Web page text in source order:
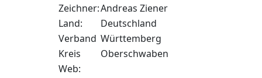
Zeichner:Andreas Ziener
Land:
Deutschland
Verband Württemberg
Kreis
Oberschwaben
Web: